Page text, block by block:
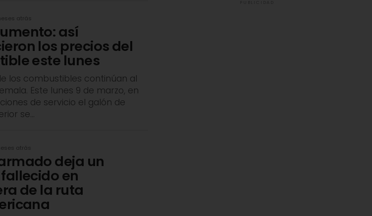
atrás
así
los precios del
este lunes
los combustibles continúan al
Este lunes 9 de marzo, en
de servicio el galón de
se...
atrás
deja un
en
de la ruta